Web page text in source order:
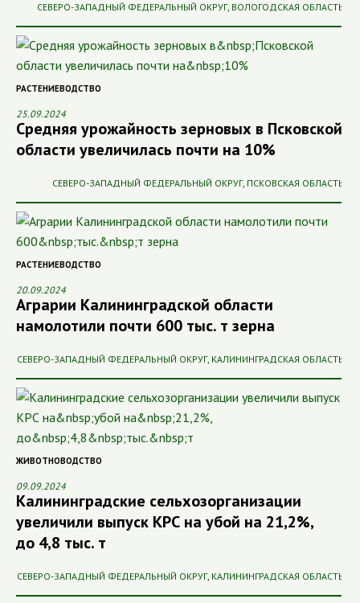
СЕВЕРО-ЗАПАДНЫЙ ФЕДЕРАЛЬНЫЙ ОКРУГ, ВОЛОГОДСКАЯ ОБЛАСТЬ
РАСТЕНИЕВОДСТВО
25.09.2024
Средняя урожайность зерновых в Псковской
области увеличилась почти на 10%
СЕВЕРО-ЗАПАДНЫЙ ФЕДЕРАЛЬНЫЙ ОКРУГ, ПСКОВСКАЯ ОБЛАСТЬ
РАСТЕНИЕВОДСТВО
20.09.2024
Аграрии Калининградской области
намолотили почти 600 тыс. т зерна
СЕВЕРО-ЗАПАДНЫЙ ФЕДЕРАЛЬНЫЙ ОКРУГ, КАЛИНИНГРАДСКАЯ ОБЛАСТЬ
ЖИВОТНОВОДСТВО
09.09.2024
Калининградские сельхозорганизации
увеличили выпуск КРС на убой на 21,2%,
до 4,8 тыс. т
СЕВЕРО-ЗАПАДНЫЙ ФЕДЕРАЛЬНЫЙ ОКРУГ, КАЛИНИНГРАДСКАЯ ОБЛАСТЬ